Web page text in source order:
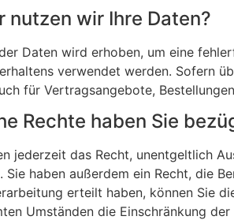
nutzen wir Ihre Daten?
Daten wird erhoben, um eine
verwendet werden. Sofern
für Vertragsangebote,
Rechte haben Sie
jederzeit das Recht, unentgeltlich
Sie haben außerdem ein Recht, die
erteilt haben, können Sie
Umständen die Einschränkung